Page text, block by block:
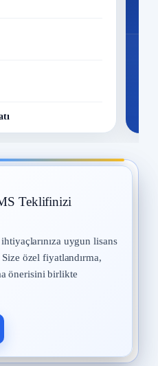
Teklifinizi
uygun lisans
özel fiyatlandırma,
önerisini birlikte